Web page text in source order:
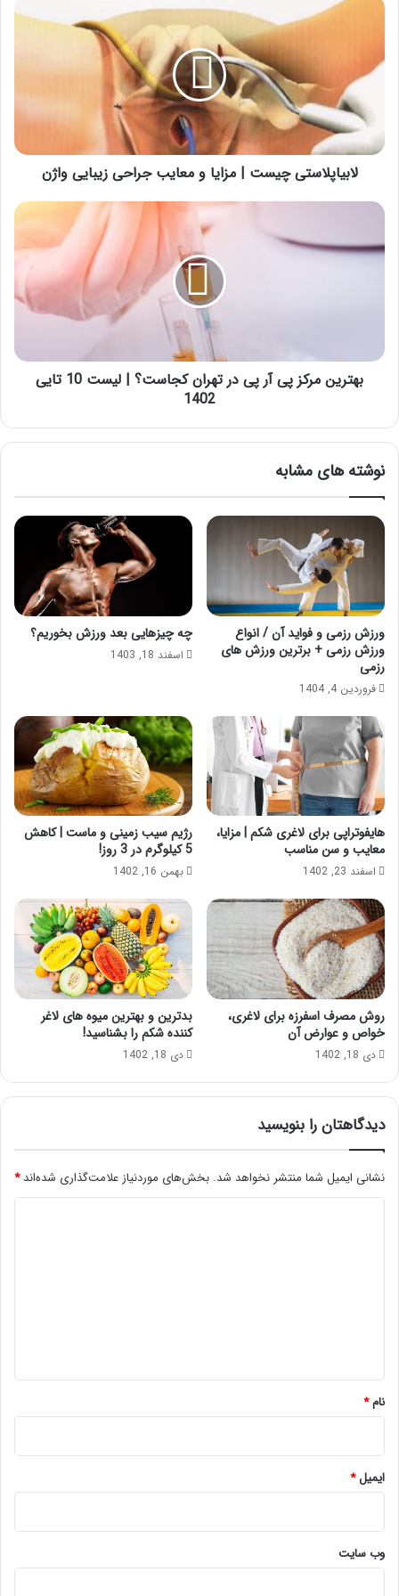
مزایا
معایب
جراحی
زیبایی
واژن
لابیاپلاستی چیست | مزایا و معایب جراحی زیبایی واژن
بهترین
پی
|
لیست
1402
بهترین مرکز پی آر پی در تهران کجاست؟ | لیست 10 تایی
1402
نوشته های مشابه
ورزش رزمی و فواید آن / انواع
ورزش رزمی + برترین ورزش های
رزمی
فروردین 4, 1404
چه چیزهایی بعد ورزش بخوریم؟
اسفند 18, 1403
هایفوتراپی برای لاغری شکم | مزایا،
معایب و سن مناسب
اسفند 23, 1402
رژیم سیب زمینی و ماست | کاهش
5 کیلوگرم در 3 روز!
بهمن 16, 1402
روش مصرف اسفرزه برای لاغری،
خواص و عوارض آن
دی 18, 1402
بدترین و بهترین میوه های لاغر
کننده شکم را بشناسید!
دی 18, 1402
دیدگاهتان را بنویسید
نشانی ایمیل شما منتشر نخواهد شد. بخش‌های موردنیاز علامت‌گذاری شده‌اند*
نام*
ایمیل*
وب‌ سایت